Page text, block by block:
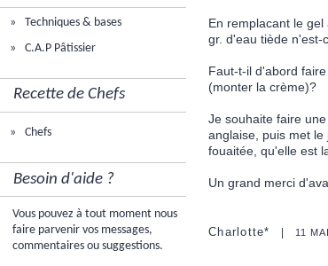
Techniques & bases
C.A.P Pâtissier
Recette de Chefs
Chefs
Besoin d'aide ?
Vous pouvez à tout moment nous
faire parvenir vos messages,
commentaires ou suggestions.
En remplacant le
gr. d'eau tiède n'est-
Faut-t-il d'abord
(monter la crème)?
Je souhaite faire
anglaise, puis met
fouaitée, qu'elle est
Un grand merci
Charlotte* 11